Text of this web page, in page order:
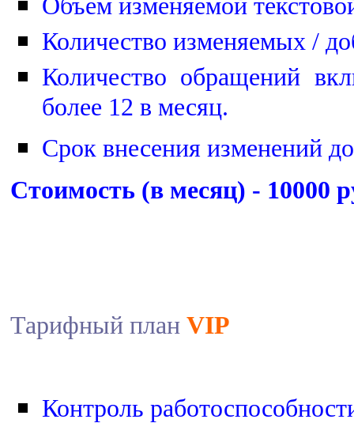
Объем изменяемой
Количество изменяемых /
Количество обращений
более 12 в месяц.
Срок внесения изменений
Стоимость (в месяц) - 10000
Тарифный план VIP
Контроль